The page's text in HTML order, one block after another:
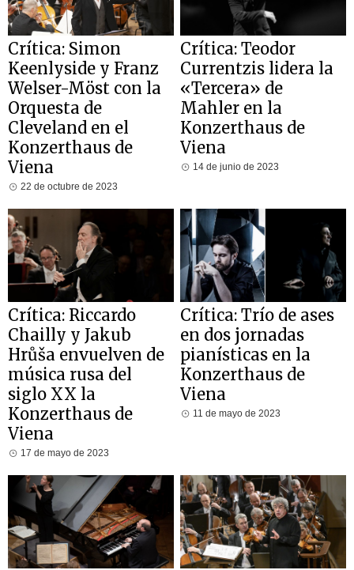
Crítica: Simon
Keenlyside y Franz
Welser-Möst con la
Orquesta de
Cleveland en el
Konzerthaus de
Viena
22 de octubre de 2023
Crítica: Teodor
Currentzis lidera la
«Tercera» de
Mahler en la
Konzerthaus de
Viena
14 de junio de 2023
Crítica: Riccardo
Chailly y Jakub
Hrůša envuelven de
música rusa del
siglo XX la
Konzerthaus de
Viena
17 de mayo de 2023
Crítica: Trío de ases
en dos jornadas
pianísticas en la
Konzerthaus de
Viena
11 de mayo de 2023